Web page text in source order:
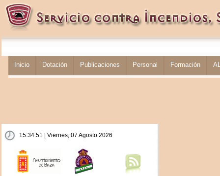
Inicio Dotación Publicaciones Personal Formación
15:34:51 | Viernes, 07 Agosto 2026